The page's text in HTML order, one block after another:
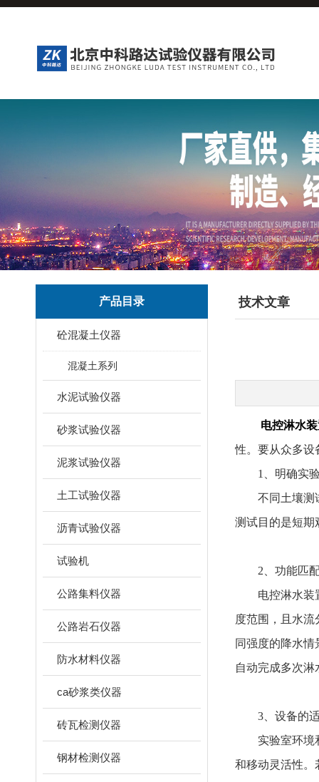
产品目录
砼混凝土仪器
混凝土系列
水泥试验仪器
砂浆试验仪器
泥浆试验仪器
土工试验仪器
沥青试验仪器
试验机
公路集料仪器
公路岩石仪器
防水材料仪器
ca砂浆类仪器
砖瓦检测仪器
钢材检测仪器
技术文章
电控淋水
性。要从众多设
1、明确实验
不同土壤测试
测试目的是短期
2、功能匹配
电控淋水装置
度范围，且水
同强度的降水
自动完成多次
3、设备的适
实验室环境和
和移动灵活性。